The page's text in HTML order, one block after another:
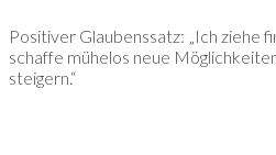
Positiver Glaubenssatz: „Ich ziehe
schaffe mühelos neue
steigern.“